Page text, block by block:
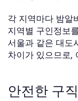
각 지역마다 밤알
지역별 구인정보
서울과 같은 대도
차이가 있으므로,
안전한 구